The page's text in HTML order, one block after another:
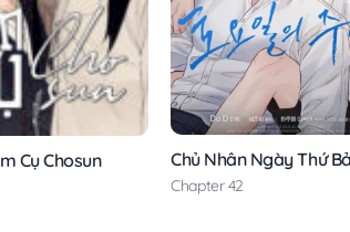
Cụ Chosun Chủ Nhân Ngày Thứ
Chapter 42